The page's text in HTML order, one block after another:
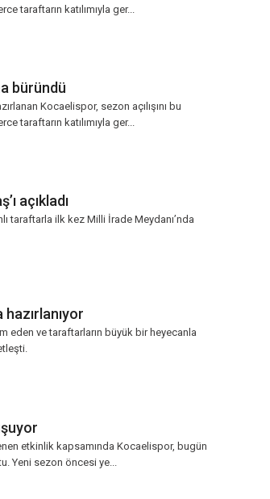
taraftarın katılımıyla ger...
büründü
Kocaelispor, sezon açılışını bu
taraftarın katılımıyla ger...
açıkladı
taraftarla ilk kez Milli İrade Meydanı’nda
hazırlanıyor
eden ve taraftarların büyük bir heyecanla
etkinlik kapsamında Kocaelispor, bugün
Yeni sezon öncesi ye...